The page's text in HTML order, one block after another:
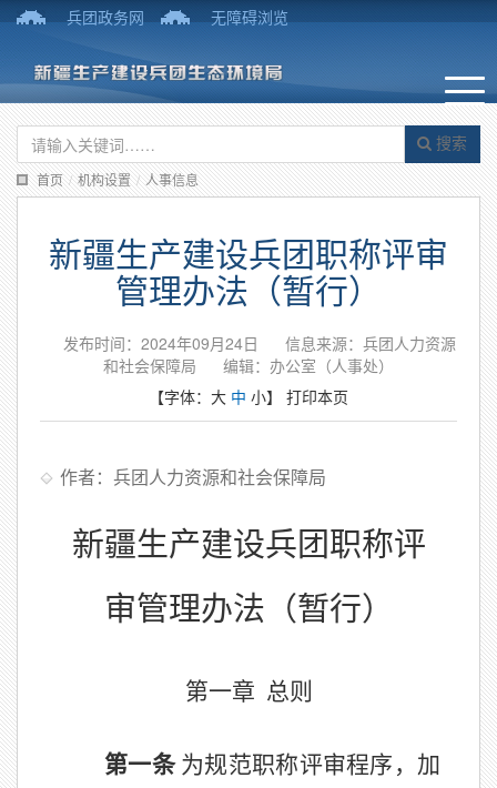
兵团政务网 无障碍浏览
搜索
首页 / 机构设置 / 人事信息
新疆生产建设兵团职称评审
管理办法（暂行）
发布时间：2024年09月24日
信息来源：兵团人力资源
和社会保障局
编辑：办公室（人事处）
【字体： 大 中 小】 打印本页
作者：兵团人力资源和社会保障局
新疆生产建设兵团 职称评
审管理办法 （暂行）
第一章 总则
第一条 为规范职称评审程序，加